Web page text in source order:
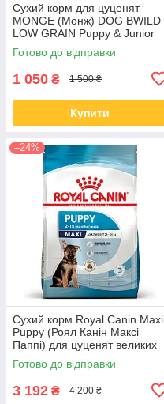
Сухий корм для цуценят
MONGE (Монж) DOG BWILD
LOW GRAIN Puppy & Junior
оленина 2.5 кг (термін до
26.09)
Готово до відправки
1 050 ₴ 1 500 ₴
Купити
–24%
Сухий корм Royal Canin Maxi
Puppy (Роял Канін Максі
Паппі) для цуценят великих
порід з 2-15 місяців, 15 КГ
Готово до відправки
3 192 ₴ 4 200 ₴